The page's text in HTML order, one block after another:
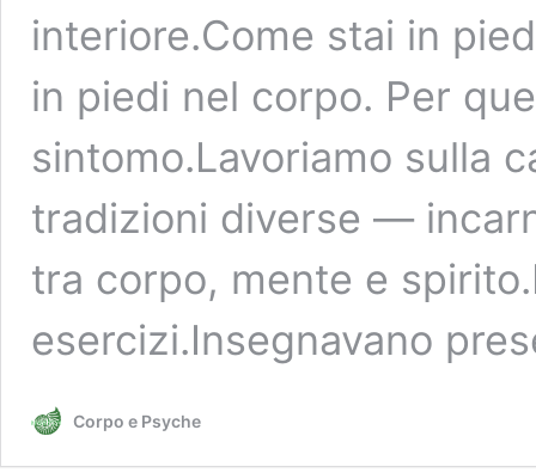
interiore.Come stai in
in piedi nel corpo. Per
sintomo.Lavoriamo sulla
tradizioni diverse —
tra corpo, mente e
esercizi.Insegnavano
Corpo e Psyche